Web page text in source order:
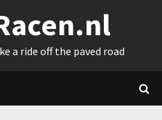
a ride off the paved road